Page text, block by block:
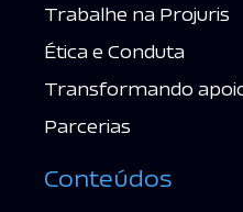
Trabalhe na Projuris
Ética e Conduta
Transformando
Parcerias
Conteúdos